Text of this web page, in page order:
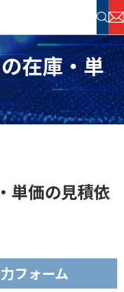
在庫検索
在庫・単
単価の見積依
フォーム